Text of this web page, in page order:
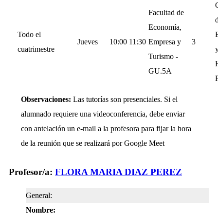
Todo el
cuatrimestre
Jueves 10:00 11:30
Facultad de
Economía,
Empresa y
Turismo -
GU.5A
3
Observaciones: Las tutorías son presenciales. Si el
alumnado requiere una videoconferencia, debe enviar
con antelación un e-mail a la profesora para fijar la hora
de la reunión que se realizará por Google Meet
Profesor/a: FLORA MARIA DIAZ PEREZ
General:
Nombre: